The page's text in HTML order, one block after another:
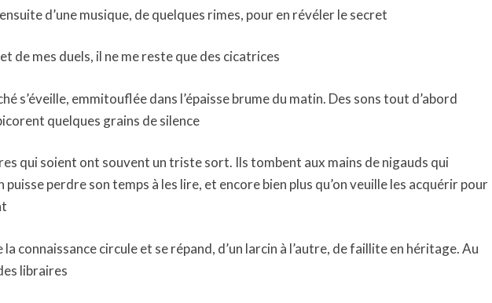
d’une musique, de quelques rimes, pour en révéler le secret
de mes duels, il ne me reste que des cicatrices
s’éveille, emmitouflée dans l’épaisse brume du matin. Des sons tout d’abord
quelques grains de silence
qui soient ont souvent un triste sort. Ils tombent aux mains de nigauds qui
puisse perdre son temps à les lire, et encore bien plus qu’on veuille les acquérir pour
la connaissance circule et se répand, d’un larcin à l’autre, de faillite en héritage. Au
libraires